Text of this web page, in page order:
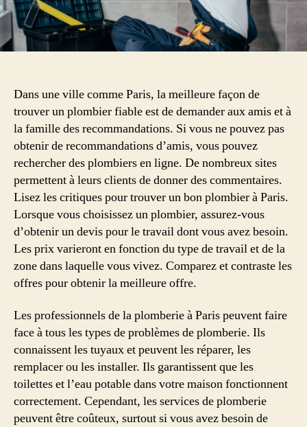
Dans une ville comme Paris, la meilleure façon de
trouver un plombier fiable est de demander aux amis et à
la famille des recommandations. Si vous ne pouvez pas
obtenir de recommandations d’amis, vous pouvez
rechercher des plombiers en ligne. De nombreux sites
permettent à leurs clients de donner des commentaires.
Lisez les critiques pour trouver un bon plombier à Paris.
Lorsque vous choisissez un plombier, assurez-vous
d’obtenir un devis pour le travail dont vous avez besoin.
Les prix varieront en fonction du type de travail et de la
zone dans laquelle vous vivez. Comparez et contraste les
offres pour obtenir la meilleure offre.
Les professionnels de la plomberie à Paris peuvent faire
face à tous les types de problèmes de plomberie. Ils
connaissent les tuyaux et peuvent les réparer, les
remplacer ou les installer. Ils garantissent que les
toilettes et l’eau potable dans votre maison fonctionnent
correctement. Cependant, les services de plomberie
peuvent être coûteux, surtout si vous avez besoin de